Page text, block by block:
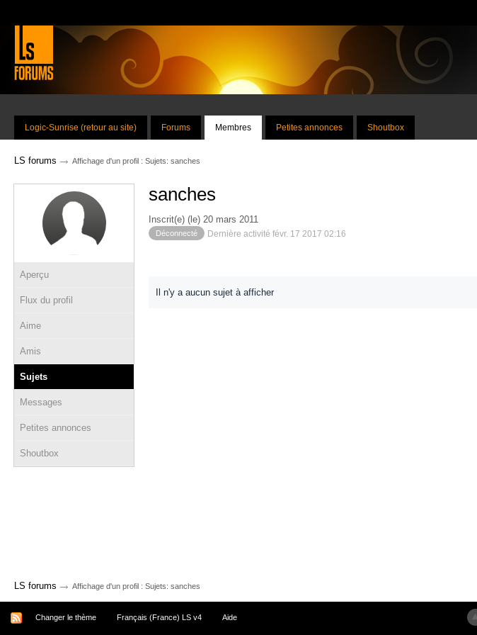
Logic-Sunrise (retour au site) Forums Membres Petites annonces Shoutbox
LS forums → Affichage d'un profil : Sujets: sanches
Aperçu
Flux du profil
Aime
Amis
Sujets
Messages
Petites annonces
Shoutbox
sanches
Inscrit(e) (le) 20 mars 2011
Déconnecté Dernière activité févr. 17 2017 02:16
Il n'y a aucun sujet à afficher
LS forums → Affichage d'un profil : Sujets: sanches
Changer le thème Français (France) LS v4 Aide